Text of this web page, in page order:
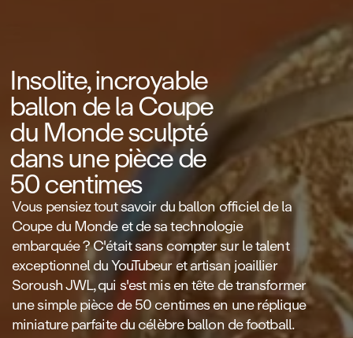
Insolite, incroyable
ballon de la Coupe
du Monde sculpté
dans une pièce de
50 centimes
Vous pensiez tout savoir du ballon officiel de la
Coupe du Monde et de sa technologie
embarquée ? C'était sans compter sur le talent
exceptionnel du YouTubeur et artisan joaillier
Soroush JWL, qui s'est mis en tête de transformer
une simple pièce de 50 centimes en une réplique
miniature parfaite du célèbre ballon de football.